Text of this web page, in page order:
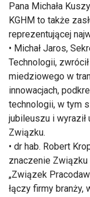
Pana Michała
KGHM to także
reprezentującej
• Michał Jaros,
Technologii,
miedziowego w
innowacjach,
technologii, w tym
jubileuszu i
Związku.
• dr hab. Robert
znaczenie Związku
„Związek
łączy firmy branży,